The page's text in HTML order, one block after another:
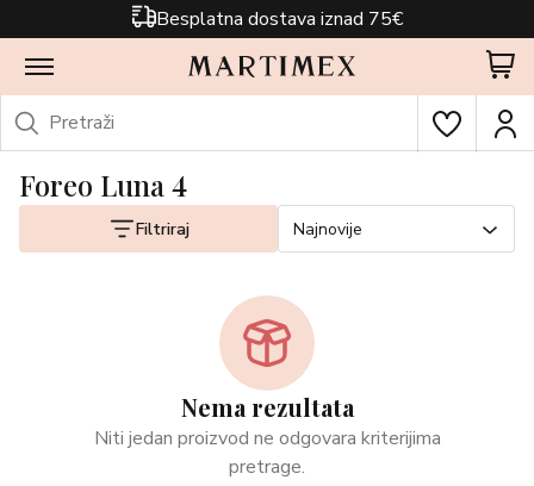
Besplatna dostava iznad 75€
Foreo Luna 4
Filtriraj Najnovije
Nema rezultata
Niti jedan proizvod ne odgovara kriterijima
pretrage.